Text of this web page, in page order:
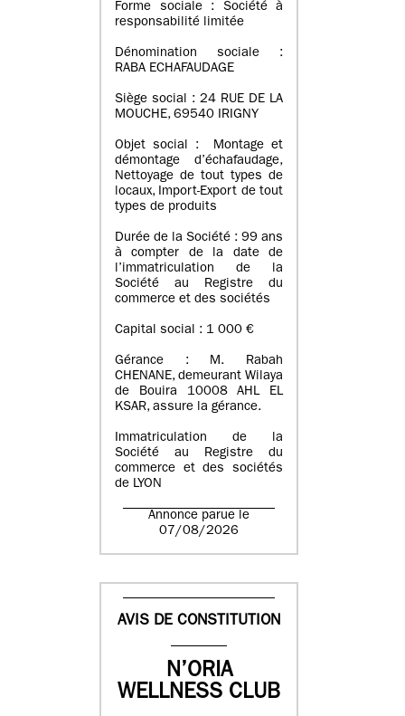
Forme sociale : Société à
responsabilité limitée
Dénomination sociale :
RABA ECHAFAUDAGE
Siège social : 24 RUE DE LA
MOUCHE, 69540 IRIGNY
Objet social : Montage et
démontage d’échafaudage,
Nettoyage de tout types de
locaux, Import-Export de tout
types de produits
Durée de la Société : 99 ans
à compter de la date de
l’immatriculation de la
Société au Registre du
commerce et des sociétés
Capital social : 1 000 €
Gérance : M. Rabah
CHENANE, demeurant Wilaya
de Bouira 10008 AHL EL
KSAR, assure la gérance.
Immatriculation de la
Société au Registre du
commerce et des sociétés
de LYON
Annonce parue le
07/08/2026
AVIS DE CONSTITUTION
N’ORIA
WELLNESS CLUB